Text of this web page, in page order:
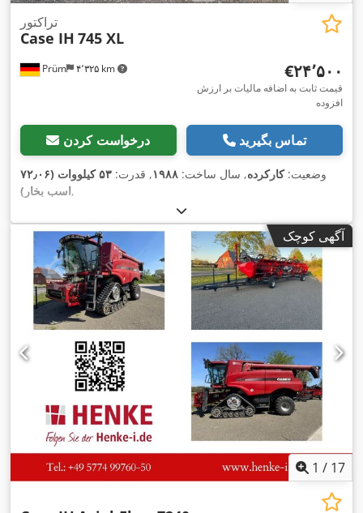
Prüm ۴٬۳۲۵ km
تراکتور
Case IH 745 XL
‎€۲۴٬۵۰۰
قیمت ثابت به اضافه مالیات بر ارزش
افزوده
درخواست کردن تماس بگیرید
وضعیت:کارکرده, سال ساخت: ۱۹۸۸, قدرت:
۵۳ کیلووات (۷۲٫۰۶
اسب بخار),
آگهی کوچک
1 / 17